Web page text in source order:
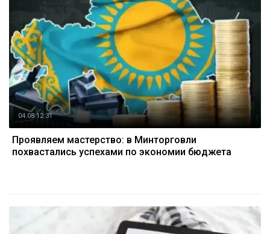
04.08 12:31
Проявляем мастерство: в Минторговли
похвастались успехами по экономии бюджета